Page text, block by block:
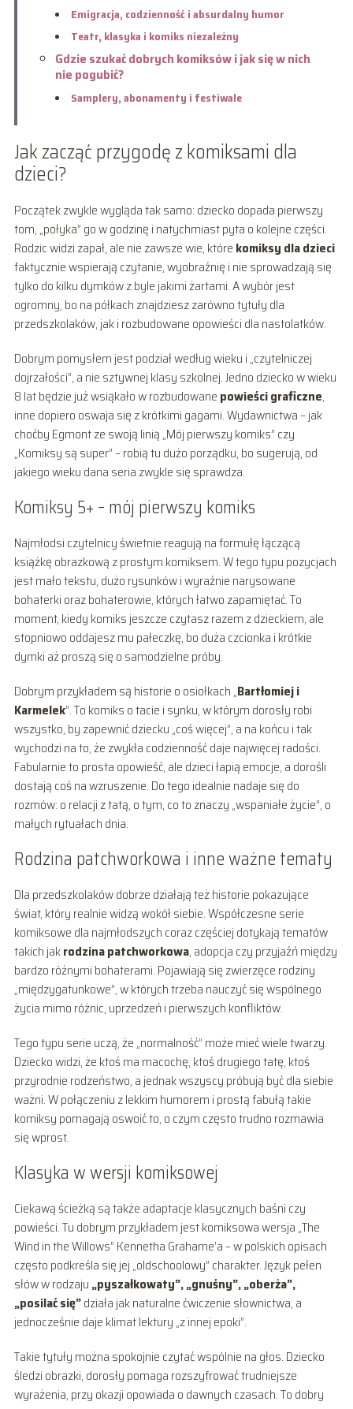
Emigracja, codzienność i absurdalny humor
Teatr, klasyka i komiks niezależny
Gdzie szukać dobrych komiksów i jak się w nich
nie pogubić?
Samplery, abonamenty i festiwale
Jak zacząć przygodę z komiksami dla
dzieci?
Początek zwykle wygląda tak samo: dziecko dopada pierwszy
tom, „połyka” go w godzinę i natychmiast pyta o kolejne części.
Rodzic widzi zapał, ale nie zawsze wie, które komiksy dla dzieci
faktycznie wspierają czytanie, wyobraźnię i nie sprowadzają się
tylko do kilku dymków z byle jakimi żartami. A wybór jest
ogromny, bo na półkach znajdziesz zarówno tytuły dla
przedszkolaków, jak i rozbudowane opowieści dla nastolatków.
Dobrym pomysłem jest podział według wieku i „czytelniczej
dojrzałości”, a nie sztywnej klasy szkolnej. Jedno dziecko w wieku
8 lat będzie już wsiąkało w rozbudowane powieści graficzne,
inne dopiero oswaja się z krótkimi gagami. Wydawnictwa – jak
choćby Egmont ze swoją linią „Mój pierwszy komiks” czy
„Komiksy są super” – robią tu dużo porządku, bo sugerują, od
jakiego wieku dana seria zwykle się sprawdza.
Komiksy 5+ – mój pierwszy komiks
Najmłodsi czytelnicy świetnie reagują na formułę łączącą
książkę obrazkową z prostym komiksem. W tego typu pozycjach
jest mało tekstu, dużo rysunków i wyraźnie narysowane
bohaterki oraz bohaterowie, których łatwo zapamiętać. To
moment, kiedy komiks jeszcze czytasz razem z dzieckiem, ale
stopniowo oddajesz mu pałeczkę, bo duża czcionka i krótkie
dymki aż proszą się o samodzielne próby.
Dobrym przykładem są historie o osiołkach „Bartłomiej i
Karmelek”. To komiks o tacie i synku, w którym dorosły robi
wszystko, by zapewnić dziecku „coś więcej”, a na końcu i tak
wychodzi na to, że zwykła codzienność daje najwięcej radości.
Fabularnie to prosta opowieść, ale dzieci łapią emocje, a dorośli
dostają coś na wzruszenie. Do tego idealnie nadaje się do
rozmów: o relacji z tatą, o tym, co to znaczy „wspaniałe życie”, o
małych rytuałach dnia.
Rodzina patchworkowa i inne ważne tematy
Dla przedszkolaków dobrze działają też historie pokazujące
świat, który realnie widzą wokół siebie. Współczesne serie
komiksowe dla najmłodszych coraz częściej dotykają tematów
takich jakrodzina patchworkowa, adopcja czy przyjaźń między
bardzo różnymi bohaterami. Pojawiają się zwierzęce rodziny
„międzygatunkowe”, w których trzeba nauczyć się wspólnego
życia mimo różnic, uprzedzeń i pierwszych konfliktów.
Tego typu serie uczą, że „normalność” może mieć wiele twarzy.
Dziecko widzi, że ktoś ma macochę, ktoś drugiego tatę, ktoś
przyrodnie rodzeństwo, a jednak wszyscy próbują być dla siebie
ważni. W połączeniu z lekkim humorem i prostą fabułą takie
komiksy pomagają oswoić to, o czym często trudno rozmawia
się wprost.
Klasyka w wersji komiksowej
Ciekawą ścieżką są także adaptacje klasycznych baśni czy
powieści. Tu dobrym przykładem jest komiksowa wersja „The
Wind in the Willows” Kennetha Grahame’a – w polskich opisach
często podkreśla się jej „oldschoolowy” charakter. Język pełen
słów w rodzaju „pyszałkowaty”, „gnuśny”, „oberża”,
„posilać się”działa jak naturalne ćwiczenie słownictwa, a
jednocześnie daje klimat lektury „z innej epoki”.
Takie tytuły można spokojnie czytać wspólnie na głos. Dziecko
śledzi obrazki, dorosły pomaga rozszyfrować trudniejsze
wyrażenia, przy okazji opowiada o dawnych czasach. To dobry